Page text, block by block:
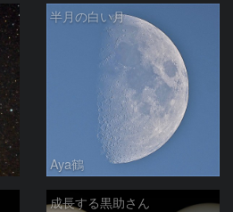
半月の白い月
Aya鶴
成長する黒助さん